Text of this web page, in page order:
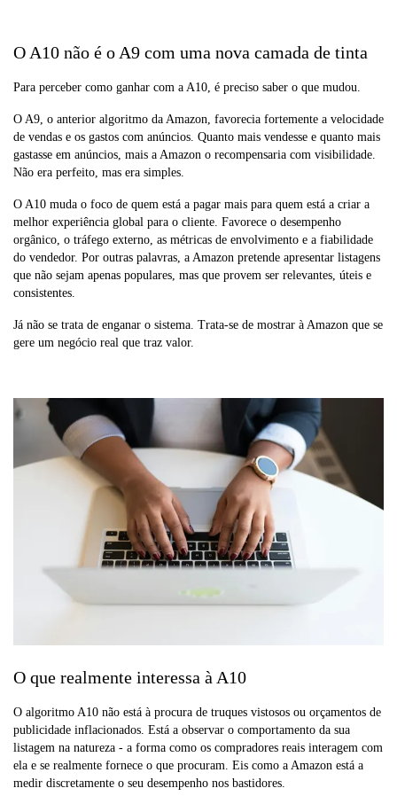
O A10 não é o A9 com uma nova camada de tinta
Para perceber como ganhar com a A10, é preciso saber o que mudou.
O A9, o anterior algoritmo da Amazon, favorecia fortemente a velocidade
de vendas e os gastos com anúncios. Quanto mais vendesse e quanto mais
gastasse em anúncios, mais a Amazon o recompensaria com visibilidade.
Não era perfeito, mas era simples.
O A10 muda o foco de quem está a pagar mais para quem está a criar a
melhor experiência global para o cliente. Favorece o desempenho
orgânico, o tráfego externo, as métricas de envolvimento e a fiabilidade
do vendedor. Por outras palavras, a Amazon pretende apresentar listagens
que não sejam apenas populares, mas que provem ser relevantes, úteis e
consistentes.
Já não se trata de enganar o sistema. Trata-se de mostrar à Amazon que se
gere um negócio real que traz valor.
O que realmente interessa à A10
O algoritmo A10 não está à procura de truques vistosos ou orçamentos de
publicidade inflacionados. Está a observar o comportamento da sua
listagem na natureza - a forma como os compradores reais interagem com
ela e se realmente fornece o que procuram. Eis como a Amazon está a
medir discretamente o seu desempenho nos bastidores.